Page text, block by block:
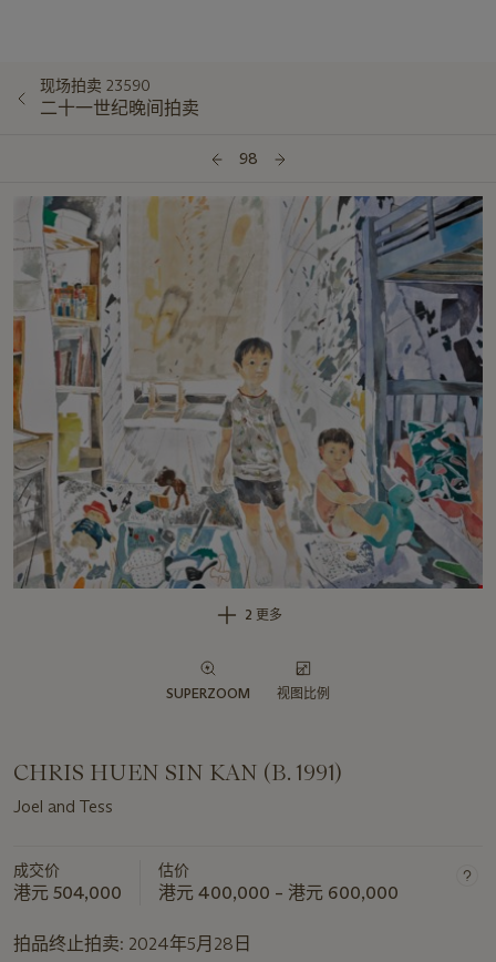
现场拍卖 23590
二十一世纪晚间拍卖
98
2 更多
SUPERZOOM 视图比例
CHRIS HUEN SIN KAN (B. 1991)
Joel and Tess
成交价
港元 504,000
估价
港元 400,000 – 港元 600,000
拍品终止拍卖: 2024年5月28日